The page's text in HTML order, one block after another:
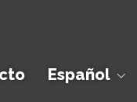
Español